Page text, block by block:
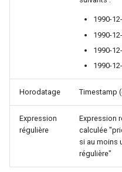
1990-
1990-
1990-
1990-
Horodatage Timestamp
Expression
régulière
Expression
calculée
si au moins
régulière"